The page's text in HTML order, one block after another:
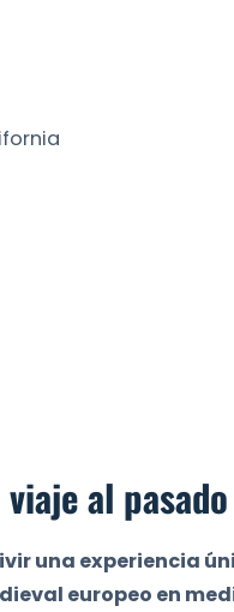
al
una experiencia
europeo en